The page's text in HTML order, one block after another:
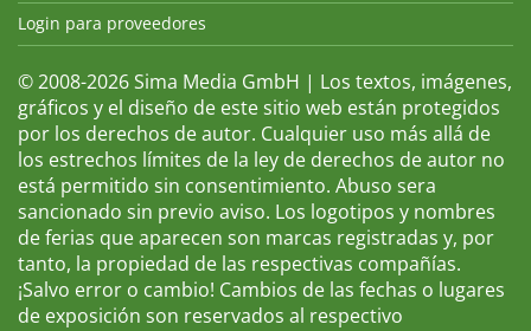
Login para proveedores
© 2008-2026 Sima Media GmbH | Los textos, imágenes,
gráficos y el diseño de este sitio web están protegidos
por los derechos de autor. Cualquier uso más allá de
los estrechos límites de la ley de derechos de autor no
está permitido sin consentimiento. Abuso sera
sancionado sin previo aviso. Los logotipos y nombres
de ferias que aparecen son marcas registradas y, por
tanto, la propiedad de las respectivas compañías.
¡Salvo error o cambio! Cambios de las fechas o lugares
de exposición son reservados al respectivo